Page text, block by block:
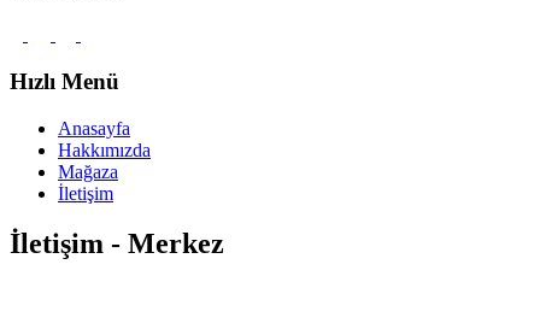
Hızlı Menü
Anasayfa
Hakkımızda
Mağaza
İletişim
İletişim - Merkez